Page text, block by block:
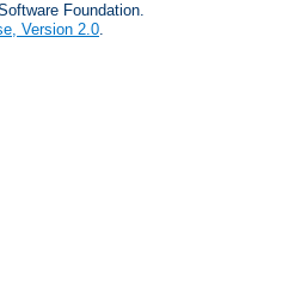
Foundation.
Version 2.0.